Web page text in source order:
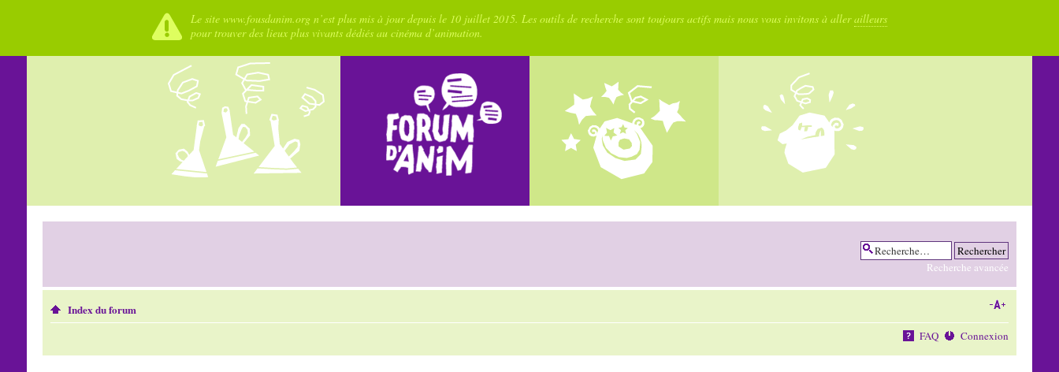
Le site www.fousdanim.org n’est plus mis à jour depuis le 10 juillet 2015. Les outils de recherche sont toujours actifs mais nous vous invitons à allerailleurs
pour trouver des lieux plus vivants dédiés au cinéma d’animation.
Recherche avancée
Index du forum
FAQ Connexion